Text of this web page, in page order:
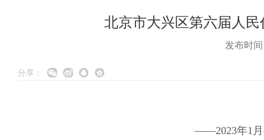
北京市大兴区第六届人
发布时
分享：
——2023年1月